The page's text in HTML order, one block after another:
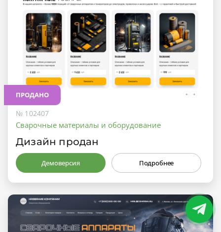
ПРОДАНО
№ 102407
Сварочные материалы и оборудование
Дизайн продан
Демоверсия Подробнее